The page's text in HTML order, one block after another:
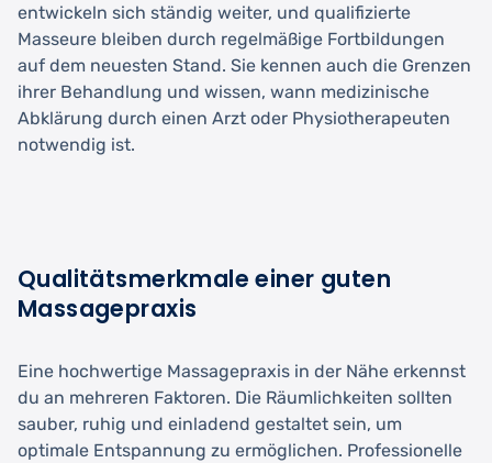
entwickeln sich ständig weiter, und qualifizierte
Masseure bleiben durch regelmäßige Fortbildungen
auf dem neuesten Stand. Sie kennen auch die Grenzen
ihrer Behandlung und wissen, wann medizinische
Abklärung durch einen Arzt oder Physiotherapeuten
notwendig ist.
Qualitätsmerkmale einer guten
Massagepraxis
Eine hochwertige Massagepraxis in der Nähe erkennst
du an mehreren Faktoren. Die Räumlichkeiten sollten
sauber, ruhig und einladend gestaltet sein, um
optimale Entspannung zu ermöglichen. Professionelle